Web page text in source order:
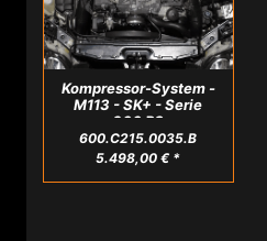
Kompressor-System -
M113 - SK+ - Serie
306 PS
600.C215.0035.B
5.498,00 € *